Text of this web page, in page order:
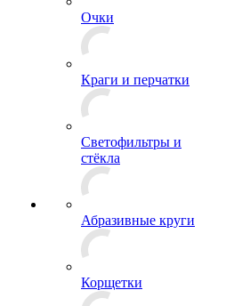
Очки
Краги и перчатки
Светофильтры и
стёкла
Абразивные круги
Корщетки